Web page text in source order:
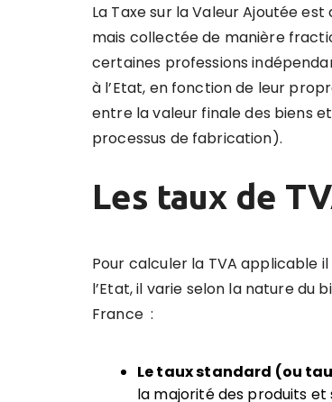
La Taxe sur la Valeur Ajoutée
mais collectée de manière
certaines professions
à l’Etat, en fonction de leur
entre la valeur finale des biens
processus de fabrication).
Les taux de
Pour calculer la TVA applicable
l’Etat, il varie selon la nature du
France :
Le taux standard (ou
la majorité des produits et